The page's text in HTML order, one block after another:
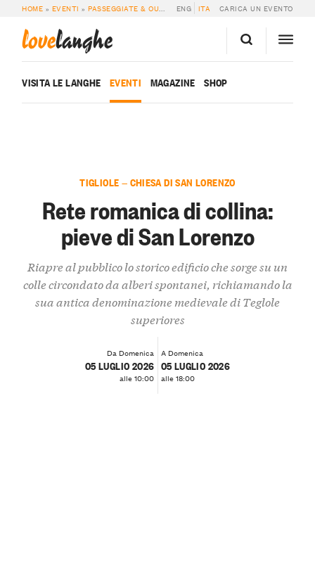
HOME » EVENTI »PASSEGGIATE & OUTDOOR » RETE ROMANICA DI COLLINA:
ENG ITA CARICA UN EVENTO
lovelanghe
VISITA LE LANGHE EVENTI MAGAZINE SHOP
TIGLIOLE — CHIESA DI SAN LORENZO
Rete romanica di collina:
pieve di San Lorenzo
Riapre al pubblico lo storico edificio che sorge su un
colle circondato da alberi spontanei, richiamando la
sua antica denominazione medievale di Teglole
superiores
Da Domenica
05 LUGLIO 2026
alle 10:00
A Domenica
05 LUGLIO 2026
alle 18:00